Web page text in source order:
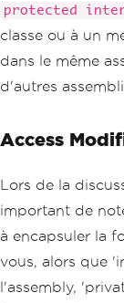
protected
classe ou à un
dans le même
d'autres
Access
Lors de la
important de
à encapsuler la
vous, alors que
l'assembly,